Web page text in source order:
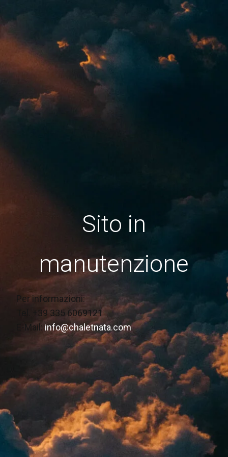
Sito in
manutenzione
Per informazioni:
Tel. +39 335 6069121
E-Mail: info@chaletnata.com